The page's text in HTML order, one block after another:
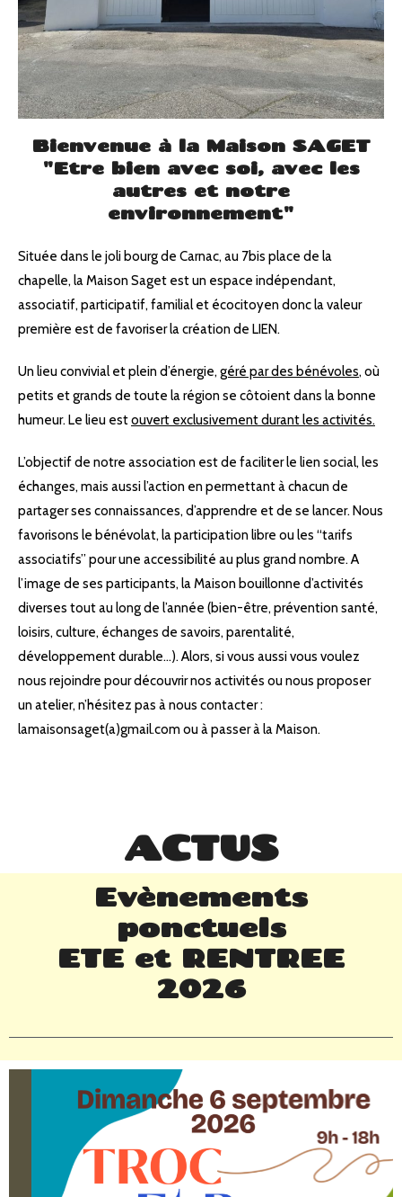
Bienvenue à la Maison SAGET
"Etre bien avec soi, avec les
autres et notre
environnement"
Située dans le joli bourg de Carnac, au 7bis place de la
chapelle, la Maison Saget est un espace indépendant,
associatif, participatif, familial et écocitoyen donc la valeur
première est de favoriser la création de LIEN.
Un lieu convivial et plein d’énergie, géré par des bénévoles, où
petits et grands de toute la région se côtoient dans la bonne
humeur. Le lieu estouvert exclusivement durant les activités.
L’objectif de notre association est de faciliter le lien social, les
échanges, mais aussi l’action en permettant à chacun de
partager ses connaissances, d’apprendre et de se lancer. Nous
favorisons le bénévolat, la participation libre ou les “tarifs
associatifs” pour une accessibilité au plus grand nombre. A
l’image de ses participants, la Maison bouillonne d’activités
diverses tout au long de l’année (bien-être, prévention santé,
loisirs, culture, échanges de savoirs, parentalité,
développement durable…). Alors, si vous aussi vous voulez
nous rejoindre pour découvrir nos activités ou nous proposer
un atelier, n’hésitez pas à nous contacter :
lamaisonsaget(a)gmail.com ou à passer à la Maison.
ACTUS
Evènements
ponctuels
ETE et RENTREE
2026